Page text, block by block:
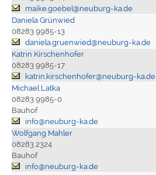
maike.goebel@neuburg-ka.de
Daniela Grünwied
08283 9985-13
daniela.gruenwied@neuburg-ka.de
Katrin Kirschenhofer
08283 9985-17
katrin.kirschenhofer@neuburg-ka.de
Michael Latka
08283 9985-0
Bauhof
info@neuburg-ka.de
Wolfgang Mahler
08283 2324
Bauhof
info@neuburg-ka.de